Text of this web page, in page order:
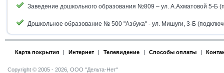
Заведение дошкольного образования №809 – ул. А.Ахматовой 5-Б
Дошкольное образование № 500 "Азбука" - ул. Мишуги, 3-Б
Карта покрытия | Интернет | Телевидение | Способы оплаты |
Copyright © 2005 - 2026, ООО "Дельта-Нет"